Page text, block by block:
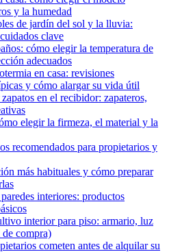
y la humedad
de jardín del sol y la lluvia:
clave
cómo elegir la temperatura de
adecuados
en casa: revisiones
y cómo alargar su vida útil
en el recibidor: zapateros,
elegir la firmeza, el material y la
recomendados para propietarios y
más habituales y cómo preparar
interiores: productos
interior para piso: armario, luz
compra)
cometen antes de alquilar su